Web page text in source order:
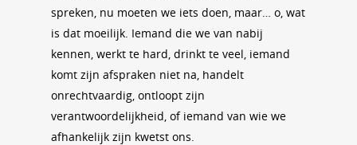
spreken, nu moeten we iets doen, maar… o, wat
is dat moeilijk. Iemand die we van nabij
kennen, werkt te hard, drinkt te veel, iemand
komt zijn afspraken niet na, handelt
onrechtvaardig, ontloopt zijn
verantwoordelijkheid, of iemand van wie we
afhankelijk zijn kwetst ons.